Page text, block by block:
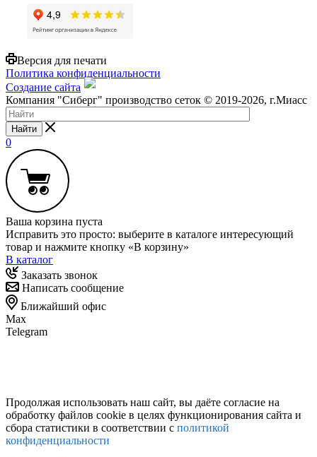
Версия для печати
Политика конфиденциальности
Создание сайта
Компания "Сиберг" производство сеток © 2019-2026, г.Миасс
Найти
0
Ваша корзина пуста
Исправить это просто: выберите в каталоге интересующий
товар и нажмите кнопку «В корзину»
В каталог
Заказать звонок
Написать сообщение
Ближайший офис
Max
Telegram
Продолжая использовать наш сайт, вы даёте согласие на
обработку файлов cookie в целях функционирования сайта и
сбора статистики в соответствии с политикой
конфиденциальности